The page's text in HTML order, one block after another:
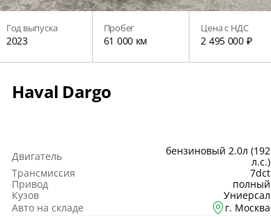
Год выпуска
2023
Пробег
61 000 км
Цена с НДС
2 495 000 ₽
Haval Dargo
Двигатель
бензиновый 2.0л (192
л.с.)
Трансмиссия
7dct
Привод
полный
Кузов
Униерсал
Авто на складе
г. Москва